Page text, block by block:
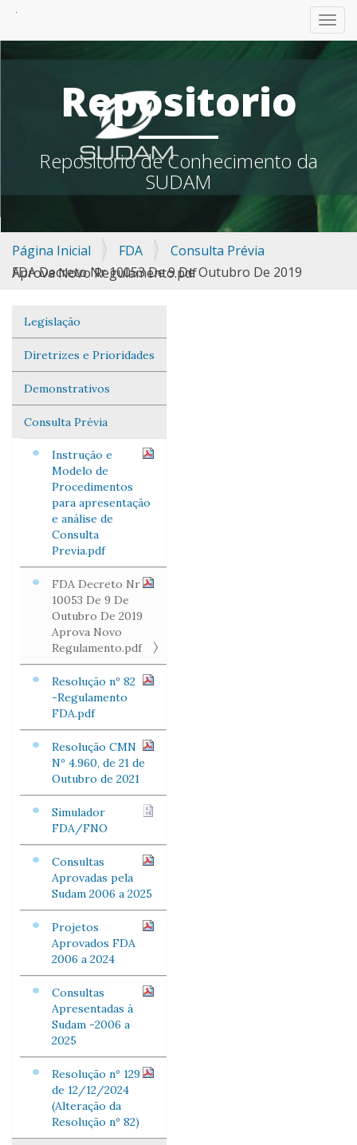
Repositorio
Repositorio de Conhecimento da
SUDAM
Página Inicial FDA
Consulta Prévia
FDA Decreto Nr 10053 De 9 De Outubro De 2019 Aprova Novo Regulamento.pdf
Navegação
Legislação
Diretrizes e Prioridades
Demonstrativos
Consulta Prévia
Instrução e
Modelo de
Procedimentos
para apresentação
e análise de
Consulta
Previa.pdf
FDA Decreto Nr
10053 De 9 De
Outubro De 2019
Aprova Novo
Regulamento.pdf
Resolução nº 82
-Regulamento
FDA.pdf
Resolução CMN
Nº 4.960, de 21 de
Outubro de 2021
Simulador
FDA/FNO
Consultas
Aprovadas pela
Sudam 2006 a 2025
Projetos
Aprovados FDA
2006 a 2024
Consultas
Apresentadas à
Sudam -2006 a
2025
Resolução nº 129
de 12/12/2024
(Alteração da
Resolução nº 82)